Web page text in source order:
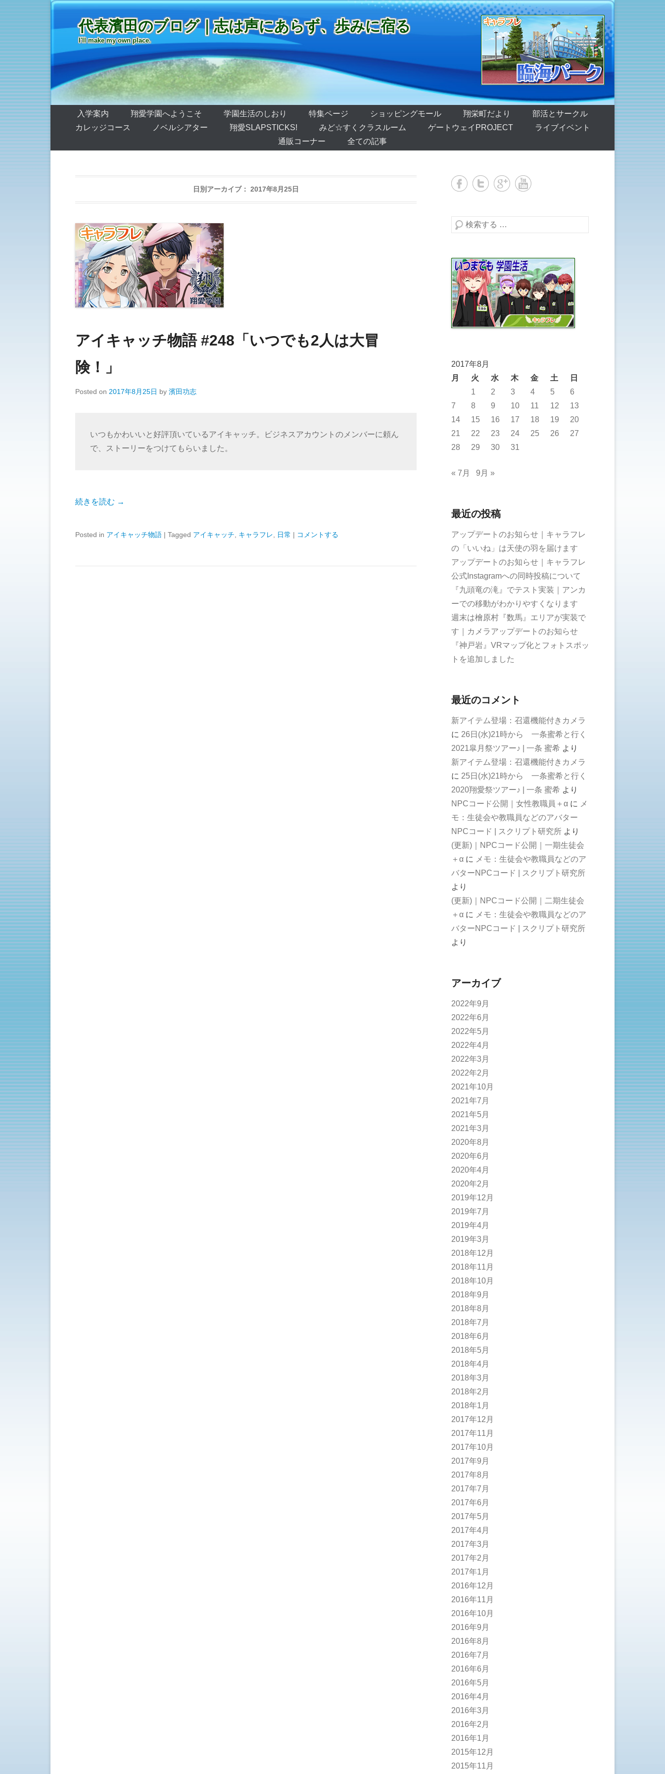
代表濱田のブログ｜志は声にあらず、歩みに宿る
I'll make my own place.
第1メニュー
コンテンツへ移動
入学案内 翔愛学園へようこそ 学園生活のしおり 特集ページ ショッピングモール 翔栄町だより
部活とサークル
カレッジコース
ノベルシアター 翔愛SLAPSTICKS! みど☆すくクラスルーム ゲートウェイPROJECT
ライブイベント
通販コーナー
全ての記事
日別アーカイブ： 2017年8月25日
アイキャッチ物語 #248「いつでも2人は大冒
険！」
Posted on 2017年8月25日 by 濱田功志
いつもかわいいと好評頂いているアイキャッチ。ビジネスアカウントのメンバーに頼ん
で、ストーリーをつけてもらいました。
続きを読む →
Posted in アイキャッチ物語 | Tagged アイキャッチ キャラフレ 日常 | コメントする
検索する
2017年8月
月
火 水 木 金 土
日
1
2 3 4 5
6
7
8 9 10 11 12
13
14
15 16 17 18 19
20
21
22 23 24 25 26
27
28
29 30 31
« 7月 9月 »
最近の投稿
アップデートのお知らせ｜キャラフレ
の「いいね」は天使の羽を届けます
アップデートのお知らせ｜キャラフレ
公式Instagramへの同時投稿について
『九頭竜の滝』でテスト実装｜アンカ
ーでの移動がわかりやすくなります
週末は檜原村『数馬』エリアが実装で
す｜カメラアップデートのお知らせ
『神戸岩』VRマップ化とフォトスポッ
トを追加しました
最近のコメント
新アイテム登場：召還機能付きカメラ
に 26日(水)21時から 一条蜜希と行く
2021皐月祭ツアー♪ | 一条 蜜希 より
新アイテム登場：召還機能付きカメラ
に 25日(水)21時から 一条蜜希と行く
2020翔愛祭ツアー♪ | 一条 蜜希 より
NPCコード公開｜女性教職員＋α に メ
モ：生徒会や教職員などのアバター
NPCコード | スクリプト研究所 より
(更新)｜NPCコード公開｜一期生徒会
＋α に メモ：生徒会や教職員などのア
バターNPCコード | スクリプト研究所
より
(更新)｜NPCコード公開｜二期生徒会
＋α に メモ：生徒会や教職員などのア
バターNPCコード | スクリプト研究所
より
アーカイブ
2022年9月
2022年6月
2022年5月
2022年4月
2022年3月
2022年2月
2021年10月
2021年7月
2021年5月
2021年3月
2020年8月
2020年6月
2020年4月
2020年2月
2019年12月
2019年7月
2019年4月
2019年3月
2018年12月
2018年11月
2018年10月
2018年9月
2018年8月
2018年7月
2018年6月
2018年5月
2018年4月
2018年3月
2018年2月
2018年1月
2017年12月
2017年11月
2017年10月
2017年9月
2017年8月
2017年7月
2017年6月
2017年5月
2017年4月
2017年3月
2017年2月
2017年1月
2016年12月
2016年11月
2016年10月
2016年9月
2016年8月
2016年7月
2016年6月
2016年5月
2016年4月
2016年3月
2016年2月
2016年1月
2015年12月
2015年11月